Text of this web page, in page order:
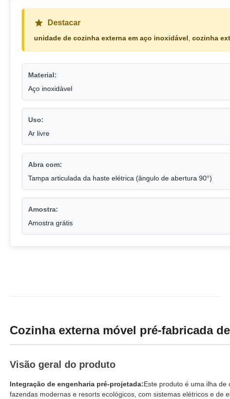
Destacar
unidade de cozinha externa em aço inoxidável cozinha
Material:
Aço inoxidável
Uso:
Ar livre
Abra com:
Tampa articulada da haste elétrica (ângulo de abertura 90°)
Amostra:
Amostra grátis
Cozinha externa móvel pré-fabricada
Visão geral do produto
Integração de engenharia pré-projetada:Este produto é uma ilha
fazendas modernas e resorts ecológicos, com sistemas elétricos e de